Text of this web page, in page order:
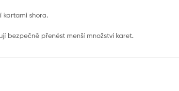
kartami shora.
bezpečně přenést menší množství karet.